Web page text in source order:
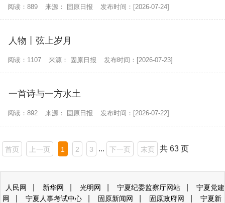
阅读：889 来源： 固原日报 发布时间：[2026-07-24]
人物丨弦上岁月
阅读：1107 来源： 固原日报 发布时间：[2026-07-23]
一首诗与一方水土
阅读：892 来源： 固原日报 发布时间：[2026-07-22]
首页 上一页 1 2 3 ... 下一页 末页 共 63 页
人民网 新华网 光明网 宁夏纪委监察厅网站
宁夏党建
网
宁夏人事考试中心 固原新闻网 固原政府网 宁夏新